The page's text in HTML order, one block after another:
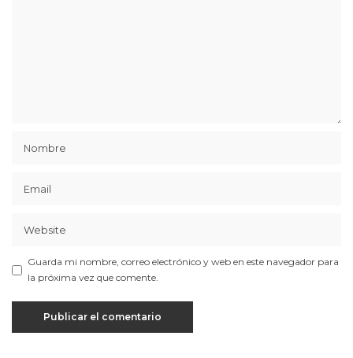
Guarda mi nombre, correo electrónico y web en este navegador para
la próxima vez que comente.